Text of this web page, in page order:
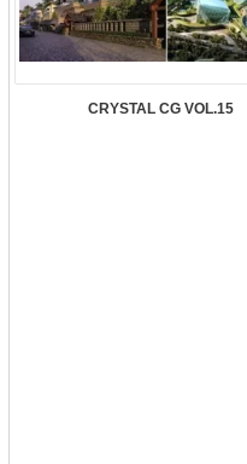
CRYSTAL CG VOL.15